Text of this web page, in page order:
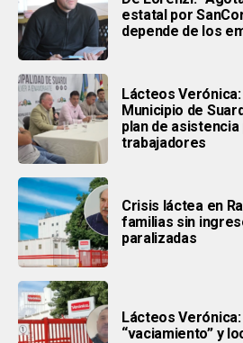
estatal por
depende de los
Lácteos
Municipio de
plan de asistencia
trabajadores
Crisis láctea en
familias sin
paralizadas
Lácteos
“vaciamiento” y